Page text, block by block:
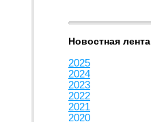
Новостная лента
2025
2024
2023
2022
2021
2020